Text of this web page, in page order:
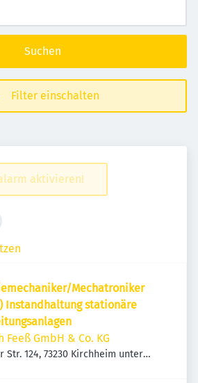
Suchen
Filter einschalten
aktivieren!
Mechatroniker
Instandhaltung stationäre
Feeß GmbH & Co. KG
Str. 124, 73230 Kirchheim unter